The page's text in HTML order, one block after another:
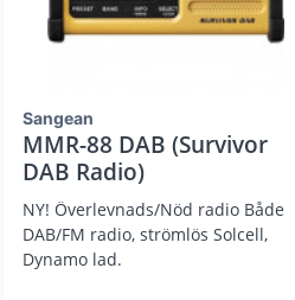
Sangean
MMR-88 DAB (Survivor
DAB Radio)
NY! Överlevnads/Nöd radio Både
DAB/FM radio, strömlös Solcell,
Dynamo lad.